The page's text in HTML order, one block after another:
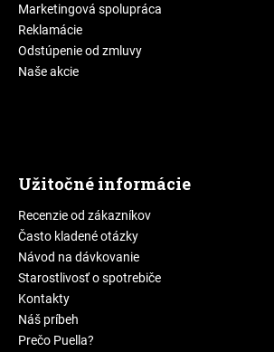
Marketingová spolupráca
Reklamácie
Odstúpenie od zmluvy
Naše akcie
Užitočné informácie
Recenzie od zákazníkov
Často kladené otázky
Návod na dávkovanie
Starostlivosť o spotrebiče
Kontakty
Náš príbeh
Prečo Puella?